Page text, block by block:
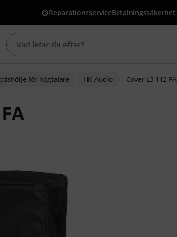
ReparationsserviceBetalningssäkerhet
för högtalare HK Audio Cover L3 112 FA